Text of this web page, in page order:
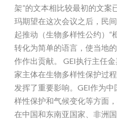
架”的文本相比较最初的文案
玛期望在这次会议之后，民
起推动（生物多样性公约）“
转化为简单的语言，使当地
作作出贡献。 GEI执行主任
家主体在生物多样性保护过
发挥了重要影响。GEI作为
样性保护和气候变化等方面
在中国和东南亚国家、非洲